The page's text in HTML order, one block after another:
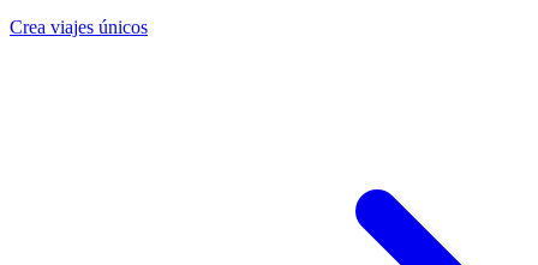
Crea viajes únicos